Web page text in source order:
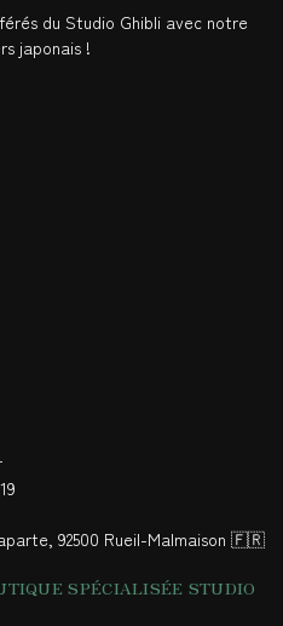
du Studio Ghibli avec notre
japonais !
92500 Rueil-Malmaison 🇫🇷
SPÉCIALISÉE STUDIO